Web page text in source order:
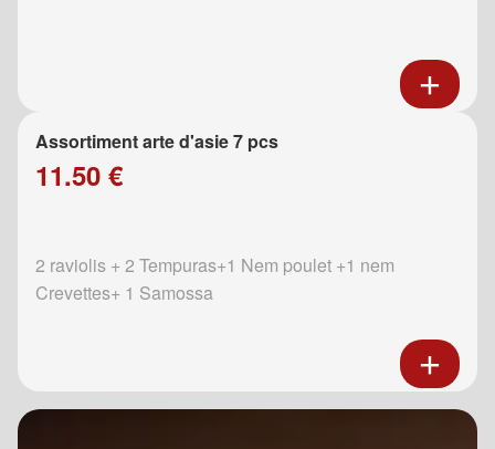
Assortiment arte d'asie 7 pcs
11.50 €
2 raviolis + 2 Tempuras+1 Nem poulet +1 nem
Crevettes+ 1 Samossa